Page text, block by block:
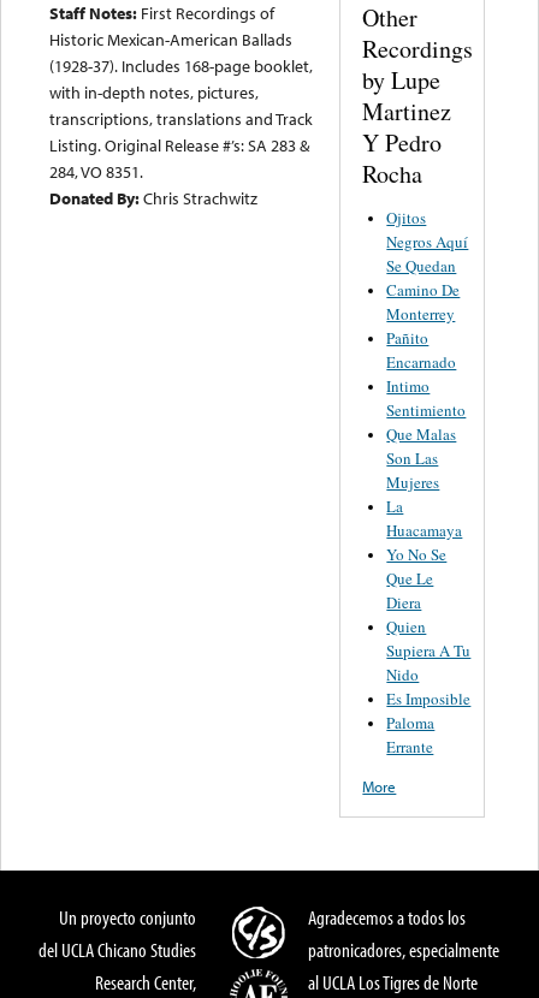
Staff Notes: First Recordings of
Historic Mexican-American Ballads
(1928-37). Includes 168-page booklet,
with in-depth notes, pictures,
transcriptions, translations and Track
Listing. Original Release #’s: SA 283 &
284, VO 8351.
Donated By:Chris Strachwitz
Other
Recordings
by Lupe
Martinez
Y Pedro
Rocha
Ojitos
Negros Aquí
Se Quedan
Camino De
Monterrey
Pañito
Encarnado
Intimo
Sentimiento
Que Malas
Son Las
Mujeres
La
Huacamaya
Yo No Se
Que Le
Diera
Quien
Supiera A Tu
Nido
Es Imposible
Paloma
Errante
More
Un proyecto conjunto
del UCLA Chicano Studies
Research Center,
Agradecemos a todos los
patronicadores, especialmente
al UCLA Los Tigres de Norte